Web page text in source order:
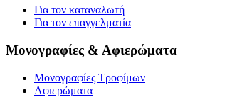
Για τον καταναλωτή
Για τον επαγγελματία
Μονογραφίες & Αφιερώματα
Μονογραφίες Τροφίμων
Αφιερώματα